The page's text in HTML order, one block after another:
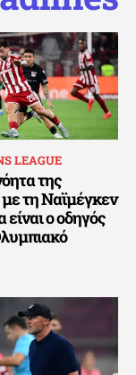
LEAGUE
της
τη Ναϊμέγκεν
είναι ο οδηγός